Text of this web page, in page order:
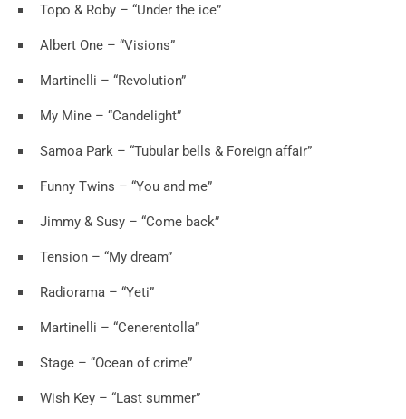
Topo & Roby – “Under the ice”
Albert One – “Visions”
Martinelli – “Revolution”
My Mine – “Candelight”
Samoa Park – “Tubular bells & Foreign affair”
Funny Twins – “You and me”
Jimmy & Susy – “Come back”
Tension – “My dream”
Radiorama – “Yeti”
Martinelli – “Cenerentolla”
Stage – “Ocean of crime”
Wish Key – “Last summer”